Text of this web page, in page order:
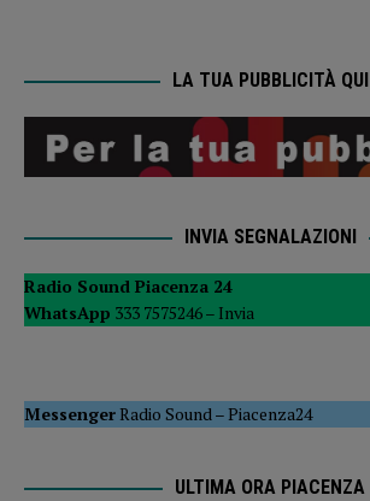
LA TUA PUBBLICITÀ QUI
INVIA SEGNALAZIONI
Radio Sound Piacenza 24
WhatsApp 333 7575246 – Invia
MessengerRadio Sound–Piacenza24
ULTIMA ORA PIACENZA